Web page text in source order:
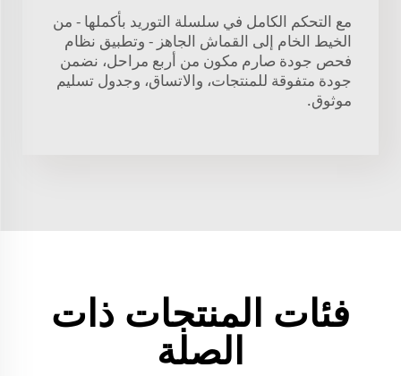
مع التحكم الكامل في سلسلة التوريد بأكملها - من
الخيط الخام إلى القماش الجاهز - وتطبيق نظام
فحص جودة صارم مكون من أربع مراحل، نضمن
جودة متفوقة للمنتجات، والاتساق، وجدول تسليم
موثوق.
فئات المنتجات ذات
الصلة